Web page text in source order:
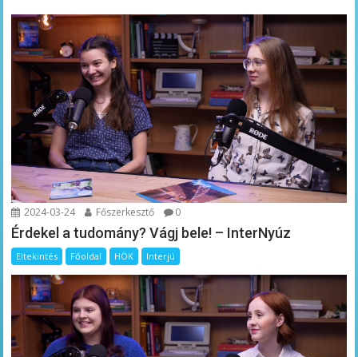
2024-03-24 Főszerkesztő 0
Érdekel a tudomány? Vágj bele! – InterNyúz
Eltekintés Főoldal HÖK Interjú